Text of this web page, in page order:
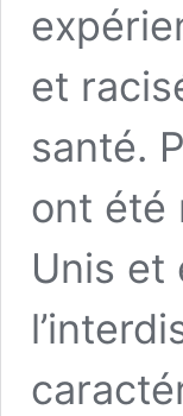
et
santé.
ont été
Unis et